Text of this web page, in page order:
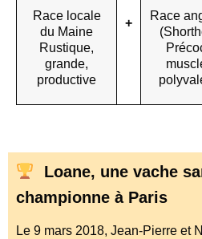
+
Race locale
du Maine
Rustique,
grande,
productive
Race
Loane, une vache
championne à Paris
Le 9 mars 2018, Jean-Pierre et